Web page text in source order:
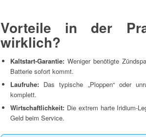
Vorteile in der
wirklich?
Kaltstart-Garantie: Weniger benötigte
Batterie sofort kommt.
Laufruhe: Das typische „Ploppen“ oder
komplett.
Wirtschaftlichkeit: Die extrem harte Iridium-
Geld beim Service.